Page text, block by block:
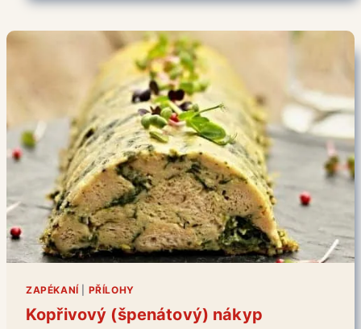
ZAPÉKANÍ PŘÍLOHY
Kopřivový (špenátový) nákyp